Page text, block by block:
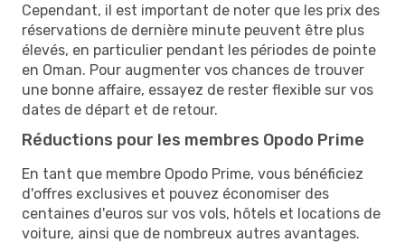
Cependant, il est important de noter que les prix des
réservations de dernière minute peuvent être plus
élevés, en particulier pendant les périodes de pointe
en Oman. Pour augmenter vos chances de trouver
une bonne affaire, essayez de rester flexible sur vos
dates de départ et de retour.
Réductions pour les membres Opodo Prime
En tant que membre Opodo Prime, vous bénéficiez
d'offres exclusives et pouvez économiser des
centaines d'euros sur vos vols, hôtels et locations de
voiture, ainsi que de nombreux autres avantages.